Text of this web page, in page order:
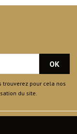
trouverez pour cela nos
du site.